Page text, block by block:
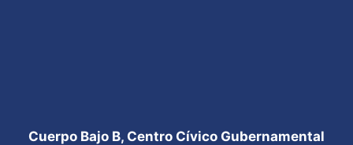
Cuerpo Bajo B, Centro Cívico Gubernamental